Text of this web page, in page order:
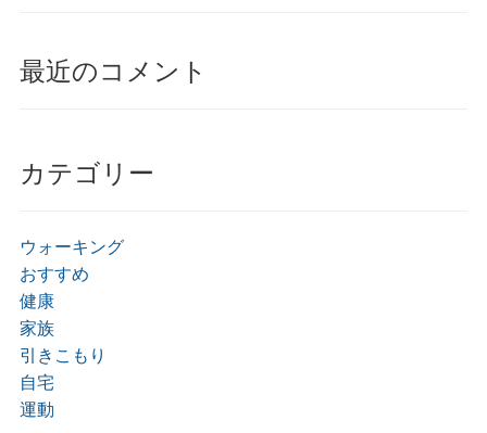
最近のコメント
カテゴリー
ウォーキング
おすすめ
健康
家族
引きこもり
自宅
運動